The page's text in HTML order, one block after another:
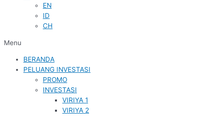
EN
ID
CH
Menu
BERANDA
PELUANG INVESTASI
PROMO
INVESTASI
VIRIYA 1
VIRIYA 2